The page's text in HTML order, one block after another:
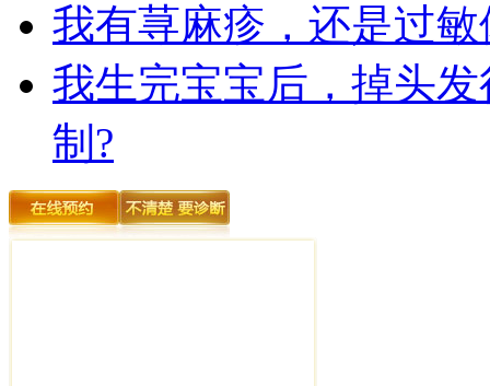
我有荨麻疹，还是过
我生完宝宝后，掉头
制?